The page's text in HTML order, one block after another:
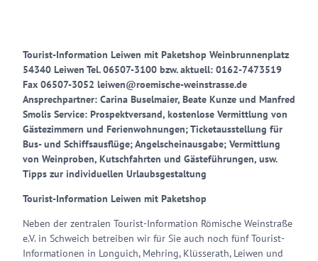
Tourist-Information Leiwen mit Paketshop Weinbrunnenplatz
54340 Leiwen Tel. 06507-3100 bzw. aktuell: 0162-7473519
Fax 06507-3052 leiwen@roemische-weinstrasse.de
Ansprechpartner: Carina Buselmaier, Beate Kunze und Manfred
Smolis Service: Prospektversand, kostenlose Vermittlung von
Gästezimmern und Ferienwohnungen; Ticketausstellung für
Bus- und Schiffsausflüge; Angelscheinausgabe; Vermittlung
von Weinproben, Kutschfahrten und Gästeführungen, usw.
Tipps zur individuellen Urlaubsgestaltung
Tourist-Information Leiwen mit Paketshop
Neben der zentralen Tourist-Information Römische Weinstraße
e.V. in Schweich betreiben wir für Sie auch noch fünf Tourist-
Informationen in Longuich, Mehring, Klüsserath, Leiwen und